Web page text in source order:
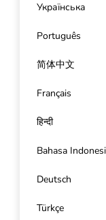
Українська
Português
简体中文
Français
हिन्दी
Bahasa
Deutsch
Türkçe